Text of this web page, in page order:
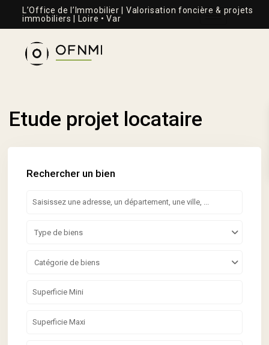
L’Office de l’Immobilier | Valorisation foncière & projets
immobiliers | Loire • Var
Etude projet locataire
Rechercher un bien
Type de biens
Catégorie de biens